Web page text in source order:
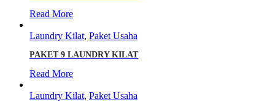
Read More
Laundry Kilat, Paket Usaha
PAKET 9 LAUNDRY KILAT
Read More
Laundry Kilat, Paket Usaha